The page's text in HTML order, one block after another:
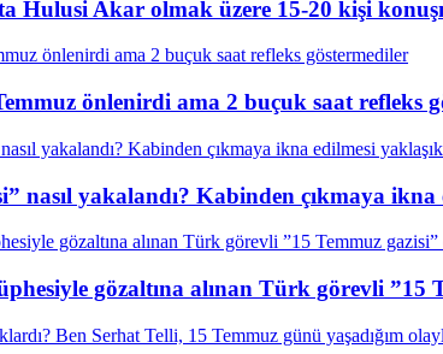
Hulusi Akar olmak üzere 15-20 kişi
önlenirdi ama 2 buçuk saat refleks
nasıl yakalandı? Kabinden çıkmaya
gözaltına alınan Türk görevli ”15